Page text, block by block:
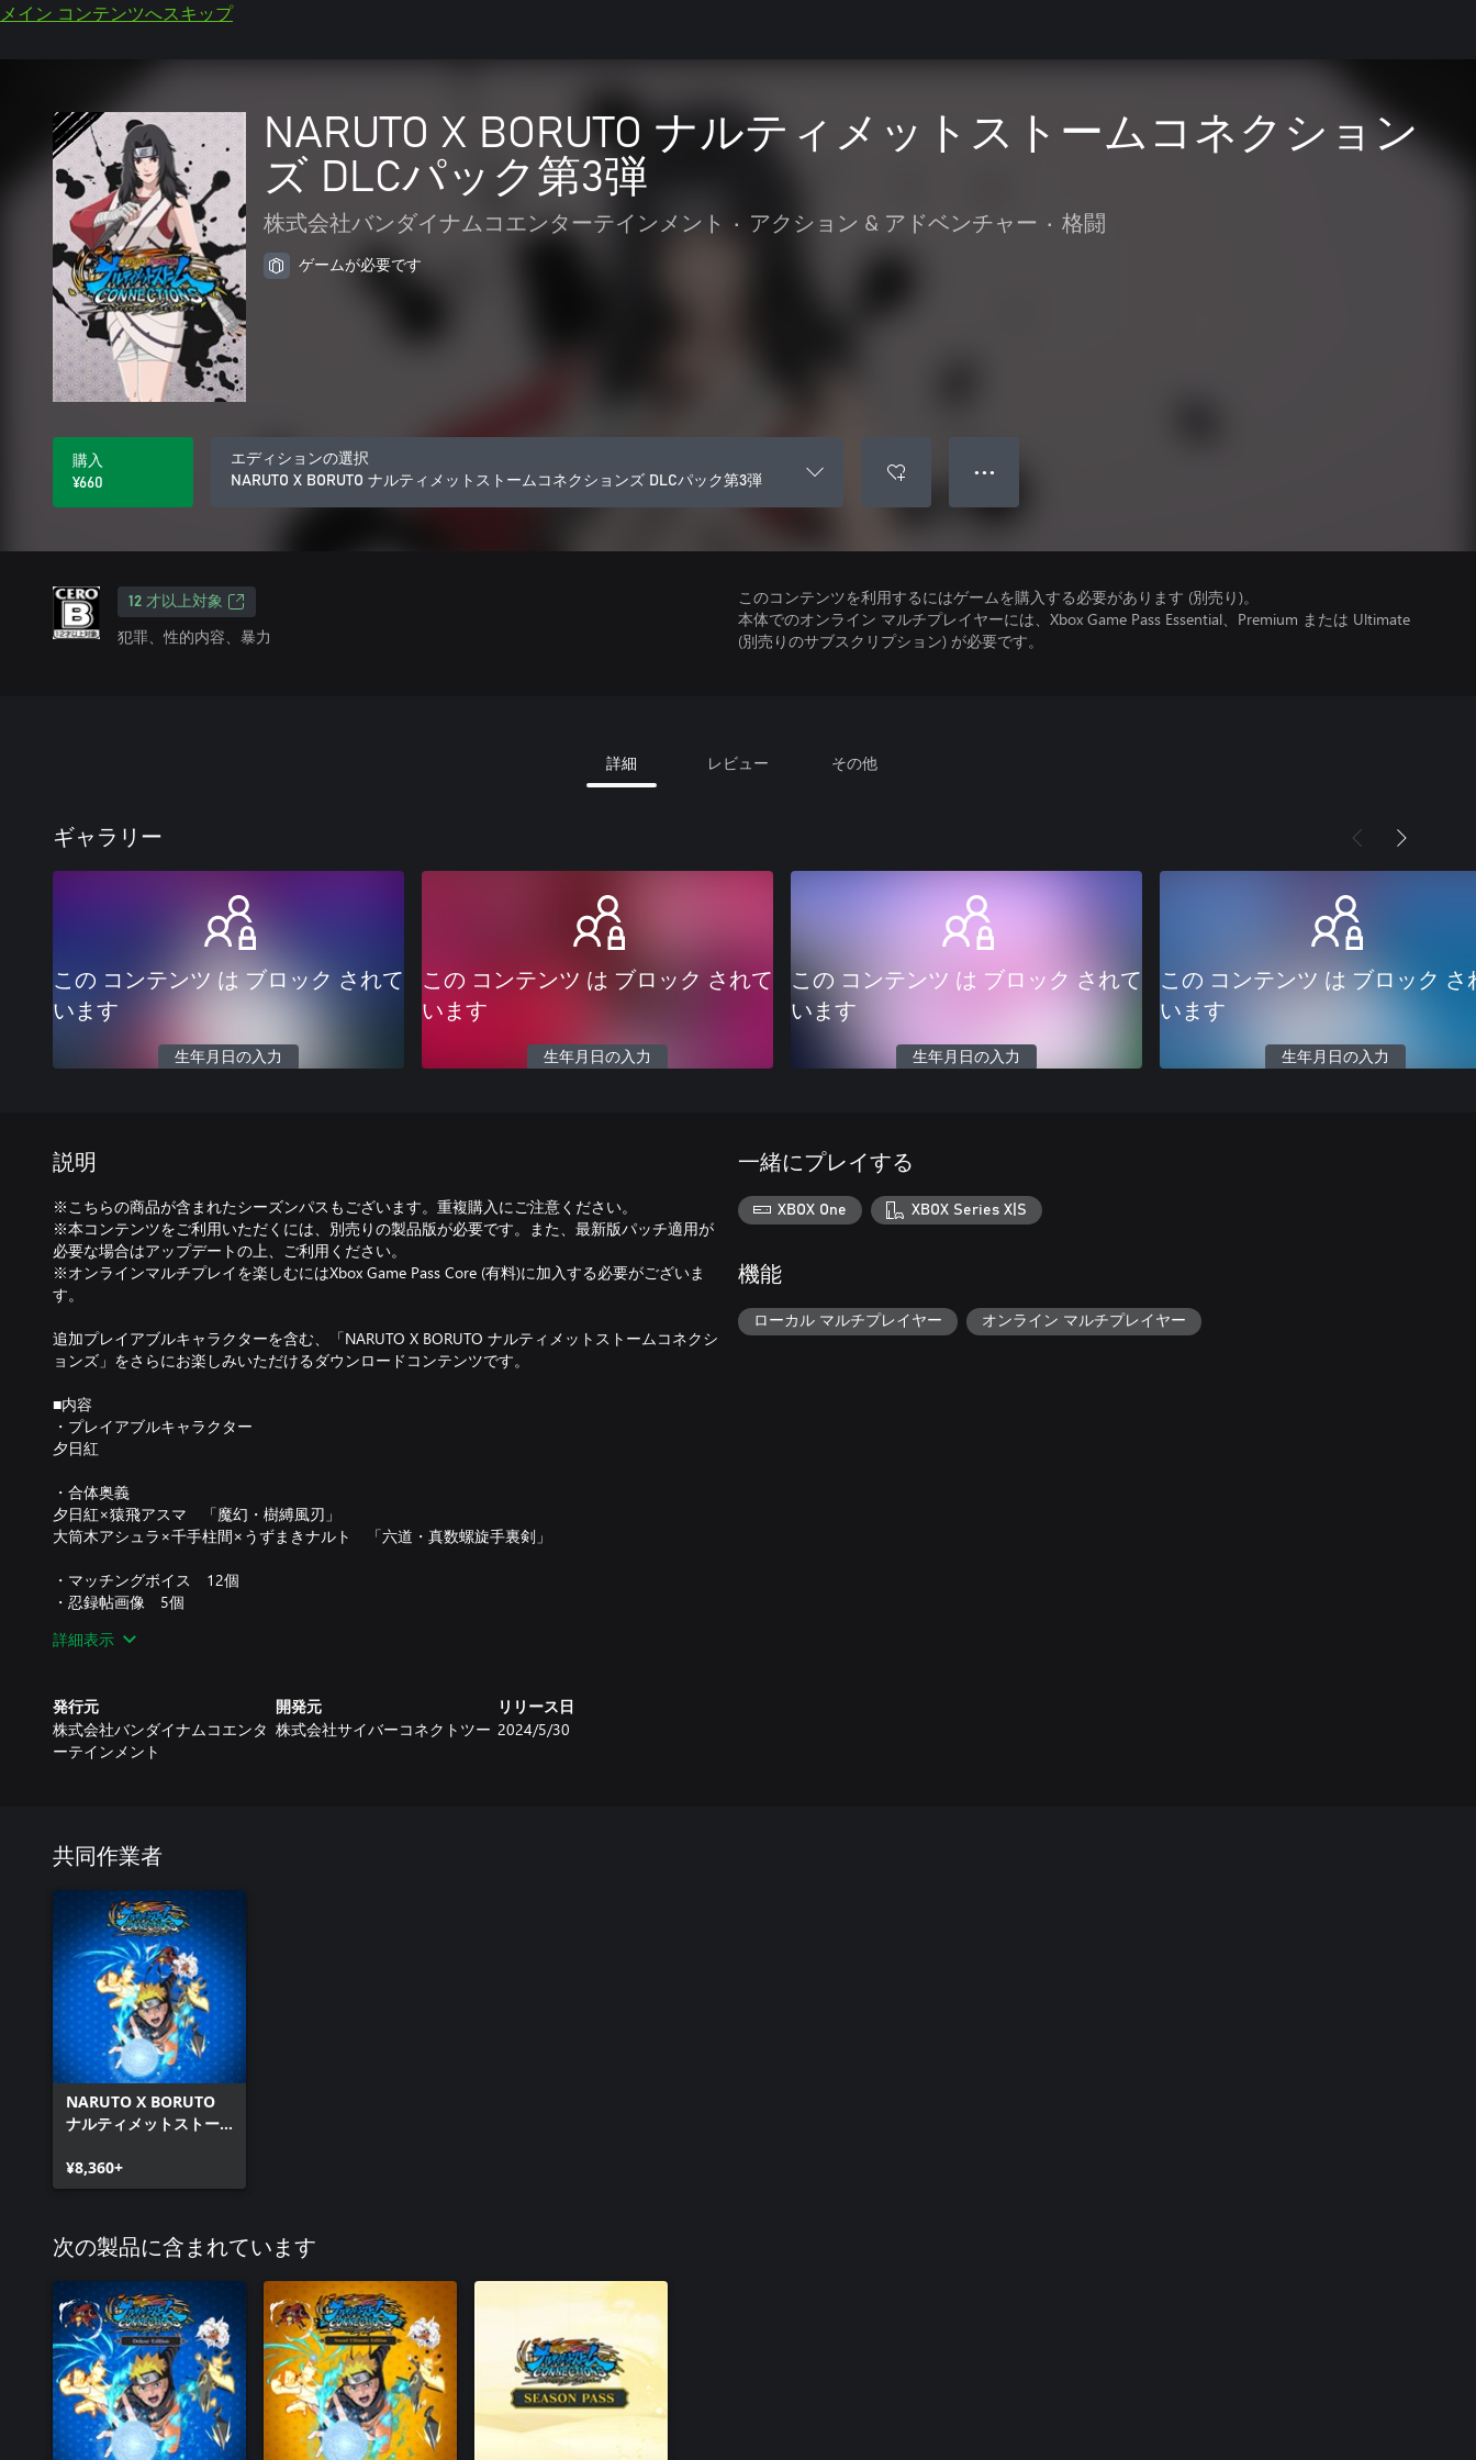
メイン コンテンツへスキップ
NARUTO X BORUTO ナルティメットストームコネクション
ズ DLCパック第3弾
株式会社バンダイナムコエンターテインメント • アクション & アドベンチャー • 格闘
ゲームが必要です
購入
¥660
エディションの選択
NARUTO X BORUTO ナルティメットストームコネクションズ DLCパック第3弾
● ● ●
12 才以上対象
犯罪、性的内容、暴力
このコンテンツを利用するにはゲームを購入する必要があります (別売り)。
本体でのオンライン マルチプレイヤーには、Xbox Game Pass Essential、Premium または Ultimate
(別売りのサブスクリプション) が必要です。
詳細 レビュー その他
ギャラリー
この コンテンツ は ブロック されて
います
生年月日の入力
この コンテンツ は ブロック されて
います
生年月日の入力
この コンテンツ は ブロック されて
います
生年月日の入力
この コンテンツ は ブロック さ
います
生年月日の入力
説明
※こちらの商品が含まれたシーズンパスもございます。重複購入にご注意ください。
※本コンテンツをご利用いただくには、別売りの製品版が必要です。また、最新版パッチ適用が
必要な場合はアップデートの上、ご利用ください。
※オンラインマルチプレイを楽しむにはXbox Game Pass Core (有料)に加入する必要がございま
す。
追加プレイアブルキャラクターを含む、「NARUTO X BORUTO ナルティメットストームコネクシ
ョンズ」をさらにお楽しみいただけるダウンロードコンテンツです。
■内容
・プレイアブルキャラクター
夕日紅
・合体奥義
夕日紅×猿飛アスマ 「魔幻・樹縛風刃」
大筒木アシュラ×千手柱間×うずまきナルト 「六道・真数螺旋手裏剣」
・マッチングボイス 12個
・忍録帖画像 5個
※内容・仕様は予告無く一部変更になる場合がございます。
詳細表示
発行元
株式会社バンダイナムコエンタ
ーテインメント
開発元
株式会社サイバーコネクトツー
リリース日
2024/5/30
一緒にプレイする
XBOX One XBOX Series X|S
機能
ローカル マルチプレイヤー オンライン マルチプレイヤー
共同作業者
NARUTO X BORUTO
ナルティメットストー
¥8,360+
次の製品に含まれています